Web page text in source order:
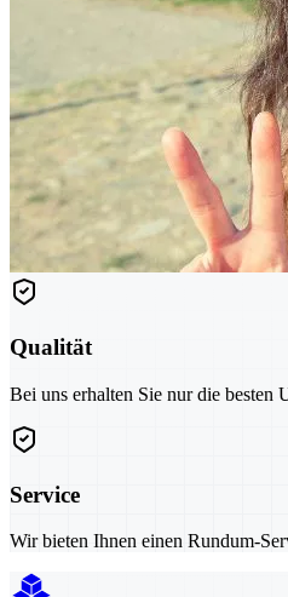
Qualität
Bei uns erhalten Sie nur die besten
Service
Wir bieten Ihnen einen Rundum-